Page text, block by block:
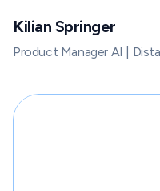
Kilian Springer
Product Manager AI |